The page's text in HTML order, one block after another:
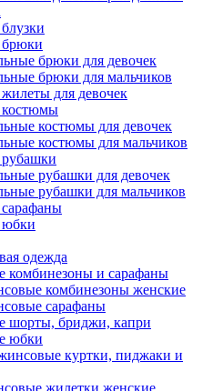
брюки для девочек
брюки для мальчиков
для девочек
костюмы для девочек
костюмы для мальчиков
рубашки для девочек
рубашки для мальчиков
одежда
комбинезоны и сарафаны
комбинезоны женские
сарафаны
шорты, бриджи, капри
юбки
куртки, пиджаки и
жилетки женские